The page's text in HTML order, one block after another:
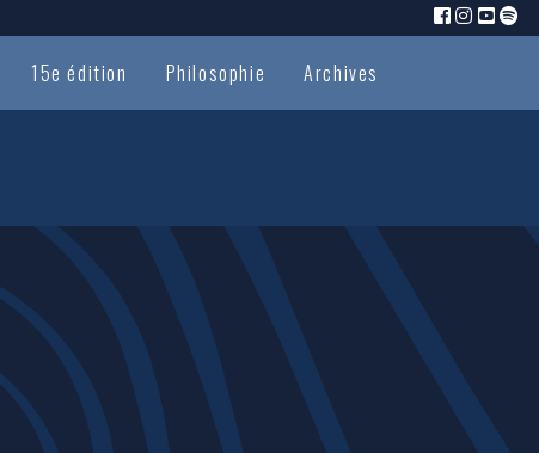
15e édition Philosophie Archives